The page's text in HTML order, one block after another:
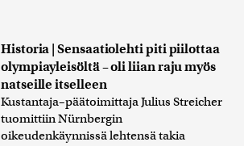
Historia | Sensaatiolehti piti piilottaa
olympiayleisöltä – oli liian raju myös
natseille itselleen
Kustantaja–päätoimittaja Julius Streicher
tuomittiin Nürnbergin
oikeudenkäynnissä lehtensä takia